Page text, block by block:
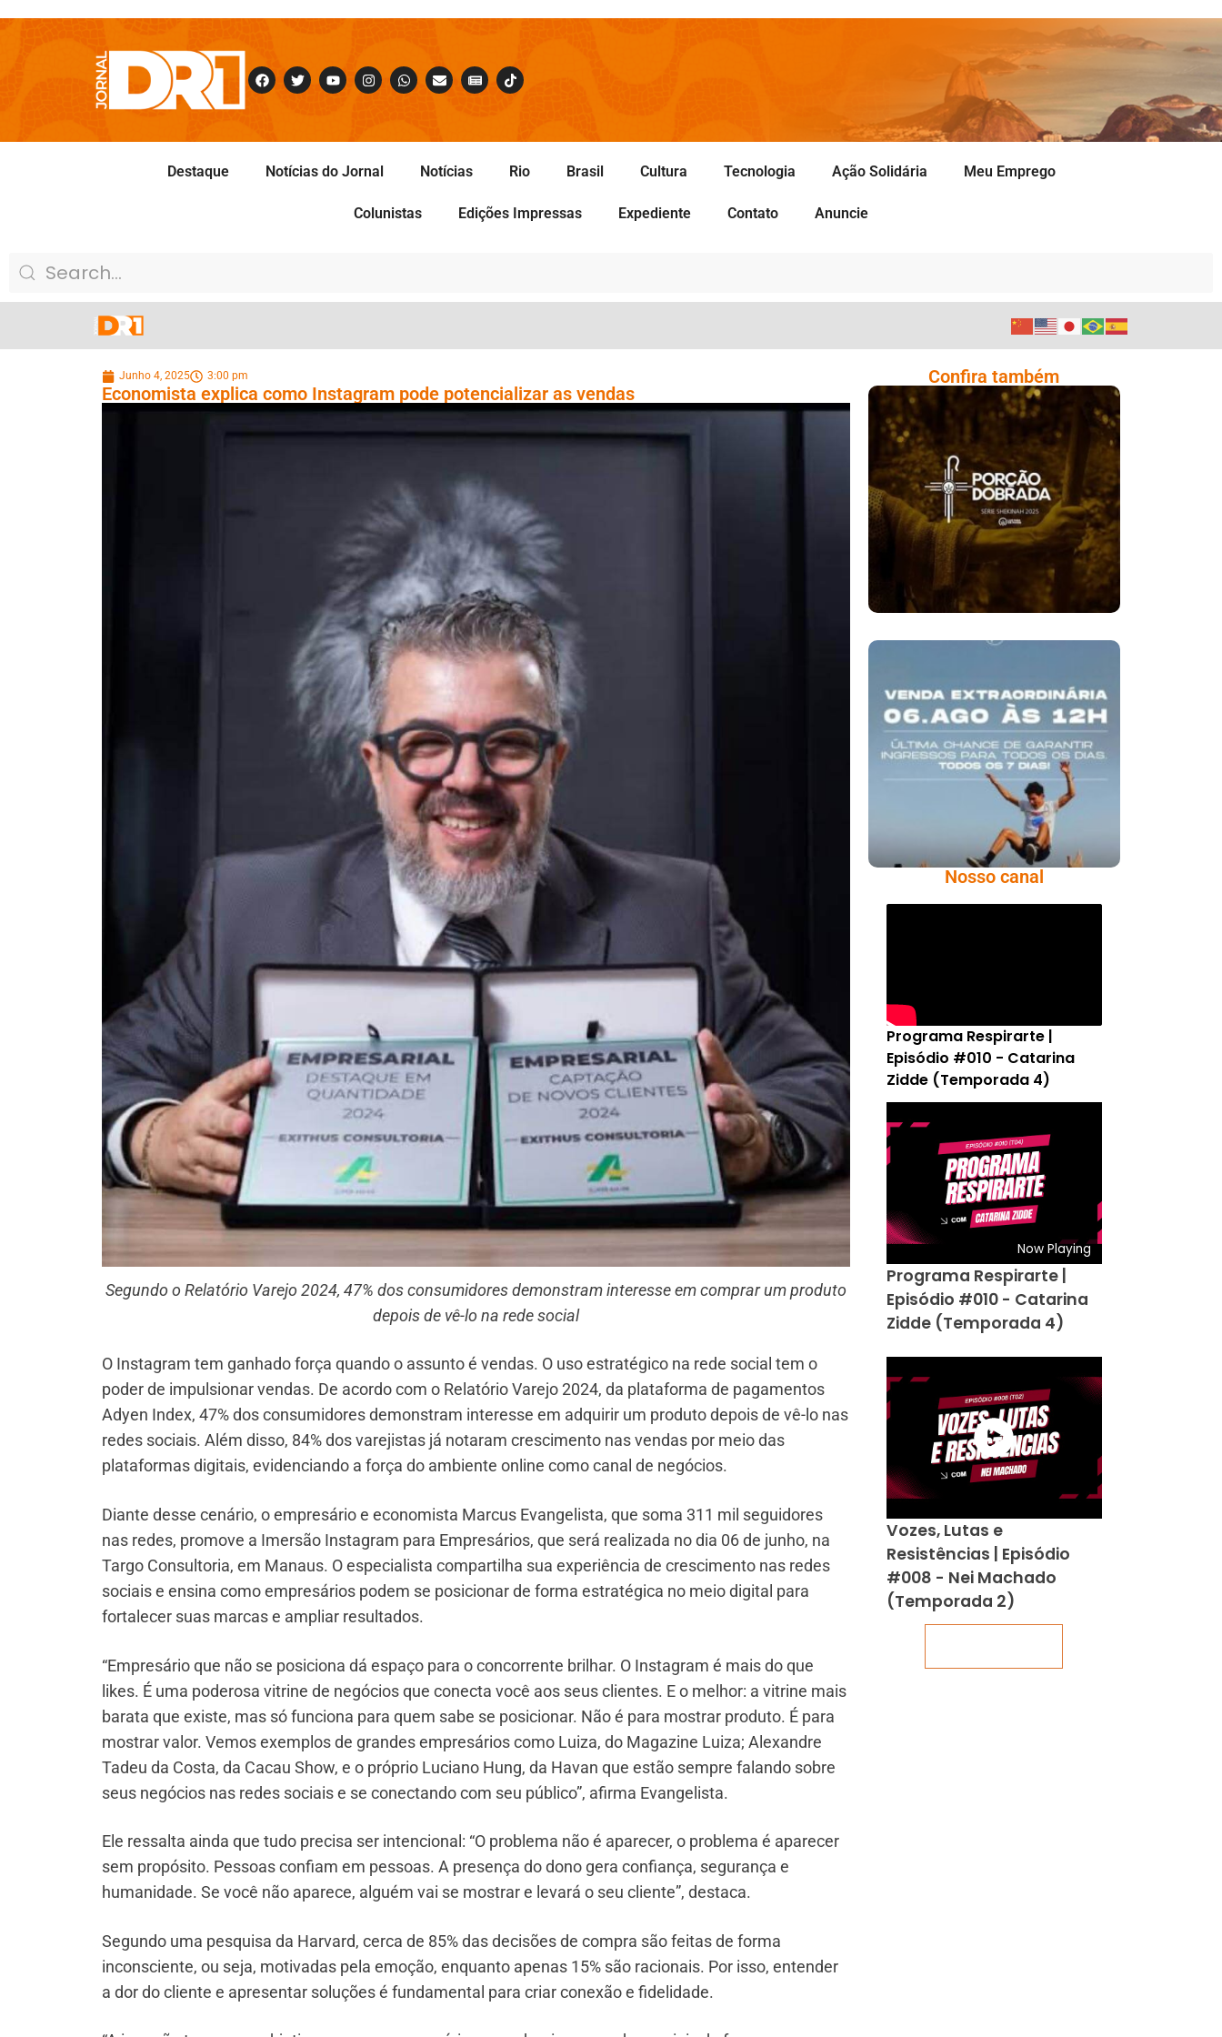
Destaque Notícias do Jornal Notícias Rio Brasil Cultura Tecnologia Ação Solidária Meu Emprego
Colunistas Edições Impressas Expediente Contato Anuncie
Junho 4, 2025 3:00 pm
Economista explica como Instagram pode potencializar as vendas
Segundo o Relatório Varejo 2024, 47% dos consumidores demonstram interesse em comprar um produto
depois de vê-lo na rede social
O Instagram tem ganhado força quando o assunto é vendas. O uso estratégico na rede social tem o
poder de impulsionar vendas. De acordo com o Relatório Varejo 2024, da plataforma de pagamentos
Adyen Index, 47% dos consumidores demonstram interesse em adquirir um produto depois de vê-lo nas
redes sociais. Além disso, 84% dos varejistas já notaram crescimento nas vendas por meio das
plataformas digitais, evidenciando a força do ambiente online como canal de negócios.
Diante desse cenário, o empresário e economista Marcus Evangelista, que soma 311 mil seguidores
nas redes, promove a Imersão Instagram para Empresários, que será realizada no dia 06 de junho, na
Targo Consultoria, em Manaus. O especialista compartilha sua experiência de crescimento nas redes
sociais e ensina como empresários podem se posicionar de forma estratégica no meio digital para
fortalecer suas marcas e ampliar resultados.
“Empresário que não se posiciona dá espaço para o concorrente brilhar. O Instagram é mais do que
likes. É uma poderosa vitrine de negócios que conecta você aos seus clientes. E o melhor: a vitrine mais
barata que existe, mas só funciona para quem sabe se posicionar. Não é para mostrar produto. É para
mostrar valor. Vemos exemplos de grandes empresários como Luiza, do Magazine Luiza; Alexandre
Tadeu da Costa, da Cacau Show, e o próprio Luciano Hung, da Havan que estão sempre falando sobre
seus negócios nas redes sociais e se conectando com seu público”, afirma Evangelista.
Ele ressalta ainda que tudo precisa ser intencional: “O problema não é aparecer, o problema é aparecer
sem propósito. Pessoas confiam em pessoas. A presença do dono gera confiança, segurança e
humanidade. Se você não aparece, alguém vai se mostrar e levará o seu cliente”, destaca.
Segundo uma pesquisa da Harvard, cerca de 85% das decisões de compra são feitas de forma
inconsciente, ou seja, motivadas pela emoção, enquanto apenas 15% são racionais. Por isso, entender
a dor do cliente e apresentar soluções é fundamental para criar conexão e fidelidade.
Confira também
O Ministério De
Eliseu, Uma Porção
Dobrada Para
Transformar Vidas E
Uma Mensagem Que
Continua Atual
Venda
Extraordinária De
Ingressos E Aumenta
Expectativa Para
Edição De 2026
Nosso canal
Programa Respirarte |
Episódio #010 - Catarina
Zidde (Temporada 4)
Now Playing
Programa Respirarte |
Episódio #010 - Catarina
Zidde (Temporada 4)
Vozes, Lutas e
Resistências | Episódio
#008 - Nei Machado
(Temporada 2)